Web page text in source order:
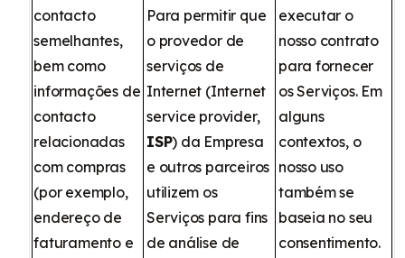
contacto
semelhantes,
bem como
informações de
contacto
relacionadas
com compras
(por exemplo,
endereço de
faturamento e
Para permitir que
o provedor de
serviços de
Internet (Internet
service provider,
ISP) da Empresa
e outros parceiros
utilizem os
Serviços para fins
de análise de
executar o
nosso contrato
para fornecer
os Serviços. Em
alguns
contextos, o
nosso uso
também se
baseia no seu
consentimento.